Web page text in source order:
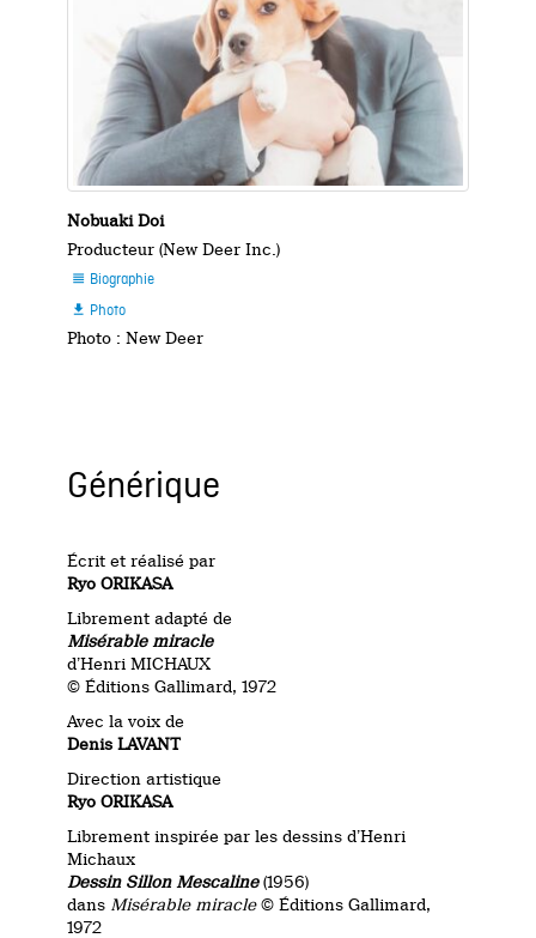
Nobuaki Doi
Producteur (New Deer Inc.)
 Biographie
 Photo
Photo : New Deer
Générique
Écrit et réalisé par
Ryo ORIKASA
Librement adapté de
Misérable miracle
d’Henri MICHAUX
© Éditions Gallimard, 1972
Avec la voix de
Denis LAVANT
Direction artistique
Ryo ORIKASA
Librement inspirée par les dessins d’Henri
Michaux
Dessin Sillon Mescaline(1956)
dans Misérable miracle© Éditions Gallimard,
1972